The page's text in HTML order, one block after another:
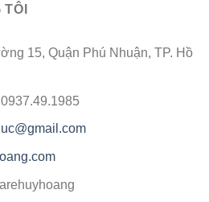
15, Quận Phú Nhuận, TP. Hồ